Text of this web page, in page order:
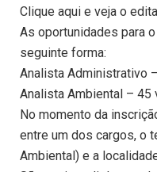
Clique aqui e veja o
As oportunidades para
seguinte forma:
Analista Administrativo
Analista Ambiental – 45
No momento da
entre um dos cargos, o
Ambiental) e a